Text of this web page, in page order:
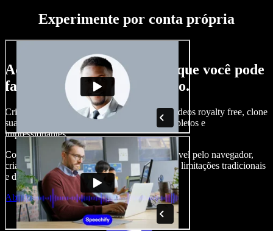
Experimente por conta própria
Aqui vai só um gostinho do que você pode
fazer com o Speechify Studio.
Crie narrações, adicione imagens, áudios e vídeos royalty free, clone
sua voz e produza projetos audiovisuais completos e
impressionantes.
Com curva de aprendizado zero e tudo acessível pelo navegador,
criadores de conteúdo conseguem ir além das limitações tradicionais
e dar vida a todas as suas ideias.
Abrir o Studio